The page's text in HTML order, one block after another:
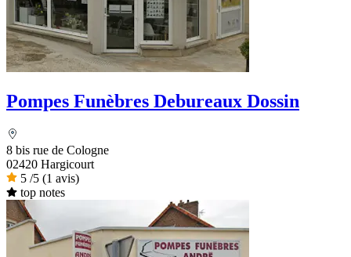
Pompes Funèbres Debureaux Dossin
8 bis rue de Cologne
02420 Hargicourt
5 /5 (1 avis)
top notes